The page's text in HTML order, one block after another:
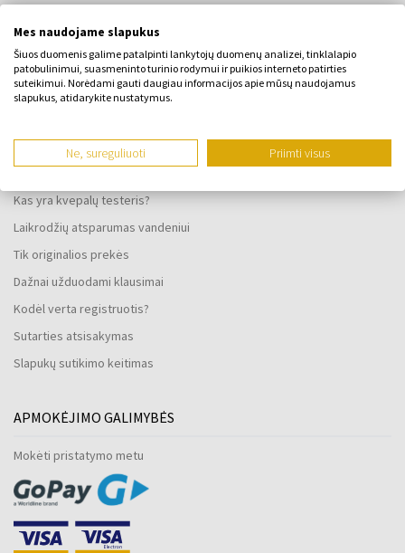
Lojalumo programa
Bendrosios sąlygos
Privatumo politika
SKUNDO FORMA
Kada gausiu užsakytas prekes?
Kas yra kvepalų testeris?
Laikrodžių atsparumas vandeniui
Tik originalios prekės
Dažnai užduodami klausimai
Kodėl verta registruotis?
Sutarties atsisakymas
Slapukų sutikimo keitimas
APMOKĖJIMO GALIMYBĖS
Mokėti pristatymo metu
Mes naudojame slapukus
Šiuos duomenis galime patalpinti lankytojų duomenų analizei, tinklalapio
patobulinimui, suasmeninto turinio rodymui ir puikios interneto patirties
suteikimui. Norėdami gauti daugiau informacijos apie mūsų naudojamus
slapukus, atidarykite nustatymus.
Ne, sureguliuoti Priimti visus